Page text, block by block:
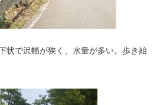
状で沢幅が狭く、水量が多い。歩き始